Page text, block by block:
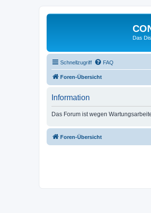
Das
Schnellzugriff FAQ
Foren-Übersicht
Information
Das Forum ist wegen
Foren-Übersicht